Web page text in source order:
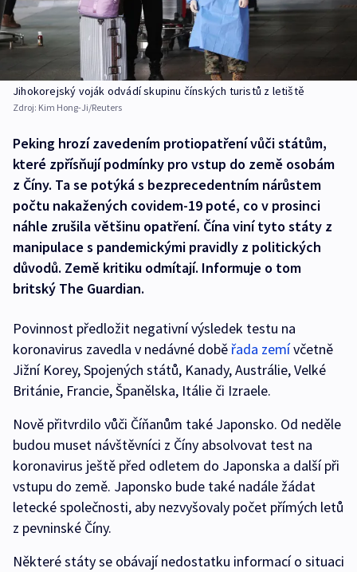
Jihokorejský voják odvádí skupinu čínských turistů z letiště
Zdroj: Kim Hong-Ji/Reuters
Peking hrozí zavedením protiopatření vůči státům,
které zpřísňují podmínky pro vstup do země osobám
z Číny. Ta se potýká s bezprecedentním nárůstem
počtu nakažených covidem-19 poté, co v prosinci
náhle zrušila většinu opatření. Čína viní tyto státy z
manipulace s pandemickými pravidly z politických
důvodů. Země kritiku odmítají. Informuje o tom
britský The Guardian.
Povinnost předložit negativní výsledek testu na
koronavirus zavedla v nedávné době řada zemívčetně
Jižní Korey, Spojených států, Kanady, Austrálie, Velké
Británie, Francie, Španělska, Itálie či Izraele.
Nově přitvrdilo vůči Číňanům také Japonsko. Od neděle
budou muset návštěvníci z Číny absolvovat test na
koronavirus ještě před odletem do Japonska a další při
vstupu do země. Japonsko bude také nadále žádat
letecké společnosti, aby nezvyšovaly počet přímých letů
z pevninské Číny.
Některé státy se obávají nedostatku informací o situaci